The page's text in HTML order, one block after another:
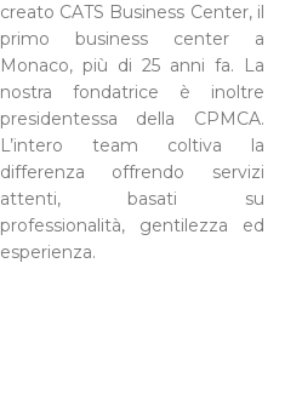
creato CATS Business Center, il
primo business center a
Monaco, più di 25 anni fa. La
nostra fondatrice è inoltre
presidentessa della CPMCA.
L’intero team coltiva la
differenza offrendo servizi
attenti, basati su
professionalità, gentilezza ed
esperienza.